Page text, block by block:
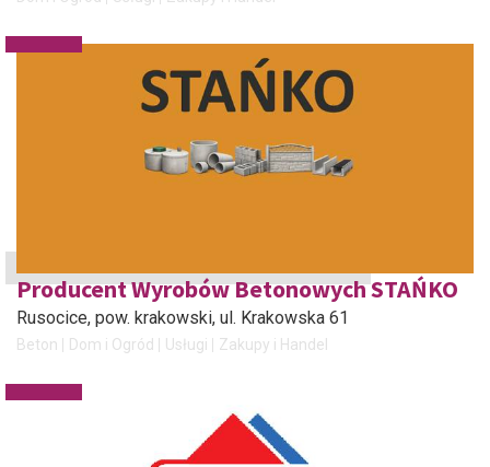
Producent Wyrobów Betonowych STAŃKO
Rusocice, pow. krakowski, ul. Krakowska 61
Beton Dom i Ogród Usługi Zakupy i Handel